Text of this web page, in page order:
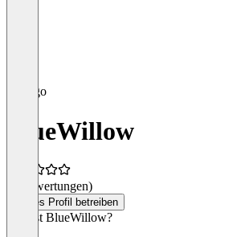
BlueWillow
(0 Bewertungen)
Dieses Profil betreiben
Was ist BlueWillow?